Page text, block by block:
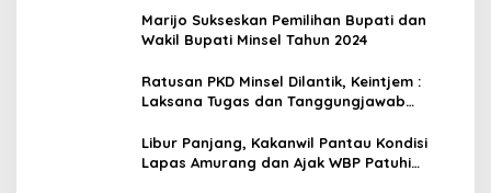
Marijo Sukseskan Pemilihan Bupati dan
Wakil Bupati Minsel Tahun 2024
Ratusan PKD Minsel Dilantik, Keintjem :
Laksana Tugas dan Tanggungjawab
Libur Panjang, Kakanwil Pantau Kondisi
Lapas Amurang dan Ajak WBP Patuhi